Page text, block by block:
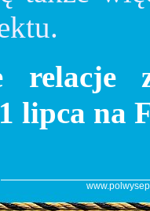
lipca na